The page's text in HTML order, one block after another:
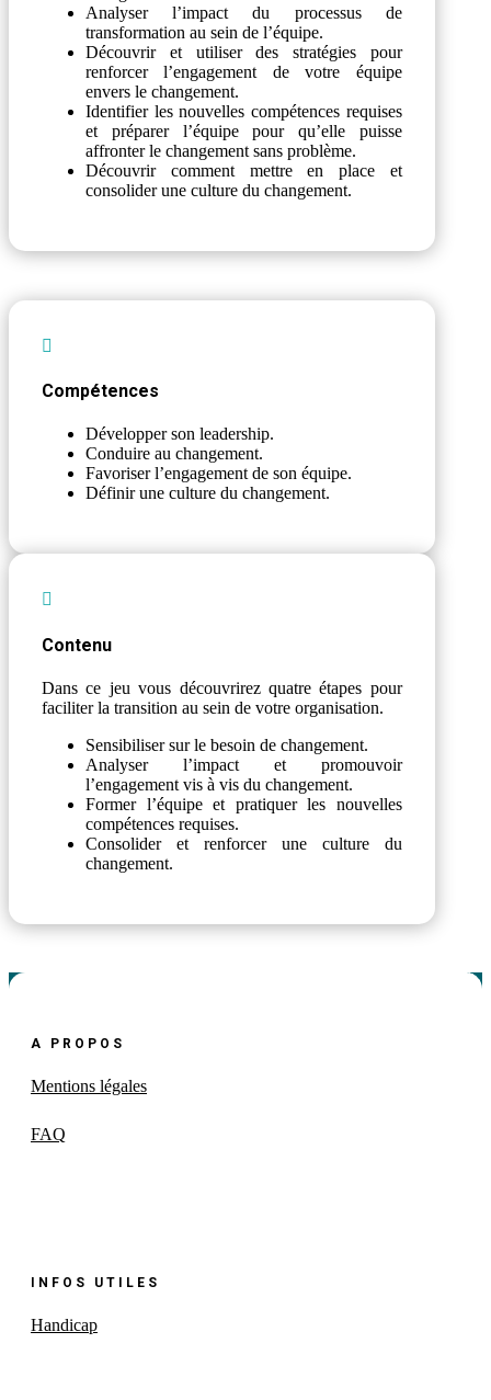
Analyser l’impact du processus de
transformation au sein de l’équipe.
Découvrir et utiliser des stratégies pour
renforcer l’engagement de votre équipe
envers le changement.
Identifier les nouvelles compétences requises
et préparer l’équipe pour qu’elle puisse
affronter le changement sans problème.
Découvrir comment mettre en place et
consolider une culture du changement.

Compétences
Développer son leadership.
Conduire au changement.
Favoriser l’engagement de son équipe.
Définir une culture du changement.

Contenu
Dans ce jeu vous découvrirez quatre étapes pour
faciliter la transition au sein de votre organisation.
Sensibiliser sur le besoin de changement.
Analyser l’impact et promouvoir
l’engagement vis à vis du changement.
Former l’équipe et pratiquer les nouvelles
compétences requises.
Consolider et renforcer une culture du
changement.
A PROPOS
Mentions légales
FAQ
INFOS UTILES
Handicap